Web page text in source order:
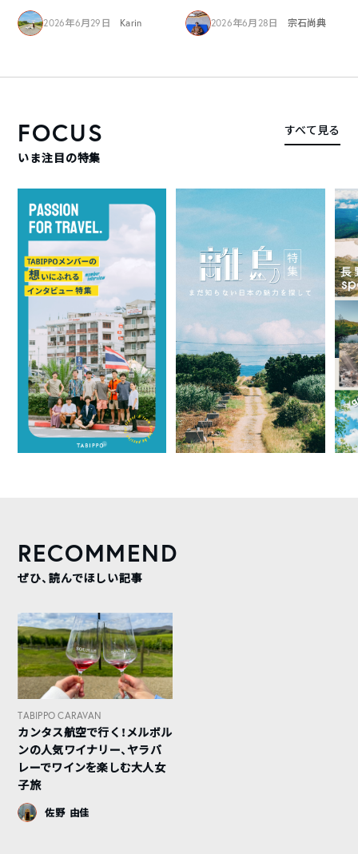
2026年6月29日 Karin 2026年6月28日 宗石尚典
FOCUS
いま注目の特集
すべて見る
RECOMMEND
ぜひ、読んでほしい記事
TABIPPO CARAVAN
カンタス航空で行く！メルボル
ンの人気ワイナリー、ヤラバ
レーでワインを楽しむ大人女
子旅
佐野 由佳